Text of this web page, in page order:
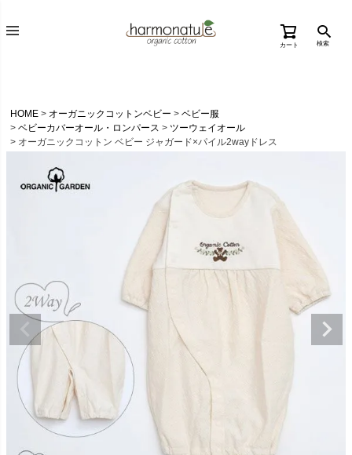
カート 検索
HOME オーガニックコットンベビー
ベビー服
ベビーカバーオール・ロンパース
ツーウェイオール
オーガニックコットン ベビー ジャガード×パイル2wayドレス